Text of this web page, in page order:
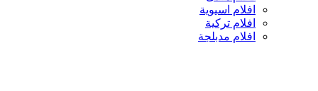
افلام اسيوية
افلام تركية
افلام مدبلجة